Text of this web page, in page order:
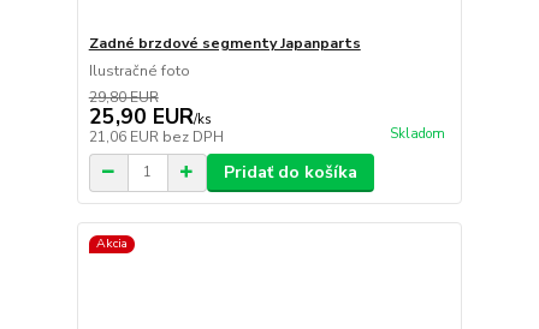
Zadné brzdové segmenty Japanparts
Ilustračné foto
29,80 EUR
25,90 EUR/ks
21,06 EUR bez DPH Skladom
Pridať do košíka
Akcia